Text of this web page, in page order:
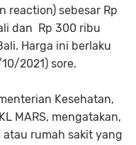
reaction) sebesar Rp
dan Rp 300 ribu
Harga ini berlaku
2021) sore.
Kesehatan,
MARS, mengatakan,
rumah sakit yang